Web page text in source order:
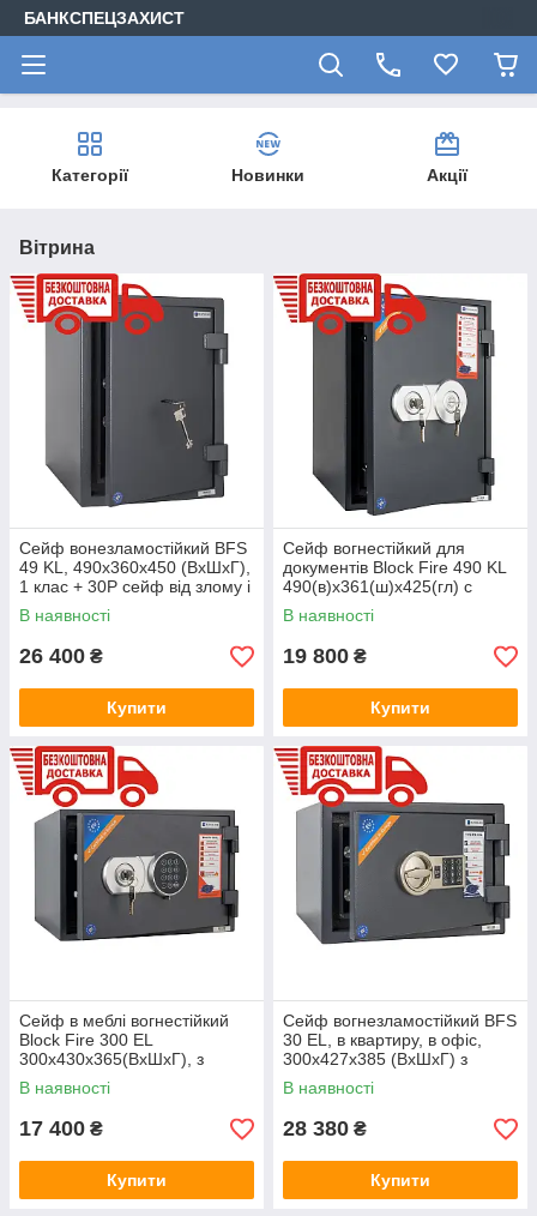
БАНКСПЕЦЗАХИСТ
Категорії Новинки Акції
Вітрина
Сейф вонезламостійкий BFS
49 KL, 490x360x450 (ВхШхГ),
1 клас + 30P сейф від злому і
вогню, в квартиру, в офіс,
сейф для дому
В наявності
26 400 ₴
Купити
Сейф вогнестійкий для
документів Block Fire 490 KL
490(в)х361(ш)х425(гл) с
ключовим замком (60 хв.
вогнестійкості)
В наявності
19 800 ₴
Купити
Сейф в меблі вогнестійкий
Block Fire 300 EL
300х430х365(ВхШхГ), з
електронним замком, 60хв.
захисту від пожежі, аналог
В наявності
17 400 ₴
Купити
Сейф вогнезламостійкий BFS
30 EL, в квартиру, в офіс,
300х427х385 (ВхШхГ) з
електронним замком
В наявності
28 380 ₴
Купити